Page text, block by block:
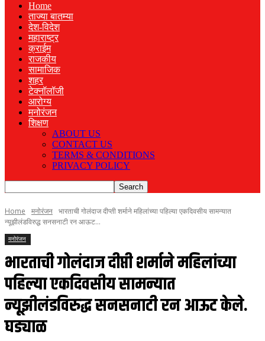
Home
ताज्या बातम्या
देश-विदेश
महाराष्ट्र
क्राईम
राजकीय
सामाजिक
शहर
टेक्नॉलॉजी
आरोग्य
मनोरंजन
शिक्षण
ABOUT US
CONTACT US
TERMS & CONDITIONS
PRIVACY POLICY
Home मनोरंजन भारताची गोलंदाज दीप्ती शर्माने महिलांच्या पहिल्या एकदिवसीय सामन्यात
न्यूझीलंडविरुद्ध सनसनाटी रन आऊट...
मनोरंजन
भारताची गोलंदाज दीप्ती शर्माने महिलांच्या
पहिल्या एकदिवसीय सामन्यात
न्यूझीलंडविरुद्ध सनसनाटी रन आऊट केले.
घड्याळ